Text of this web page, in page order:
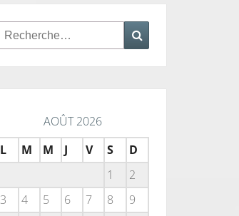
Rechercher :
AOÛT 2026
L
M M J V S
D
1
2
3
4 5 6 7 8
9